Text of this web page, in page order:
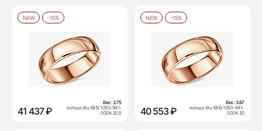
NEW -15%
41 437 ₽
Вес:3.75
кольцо (Au 585) 1050-941-
000К-20,5
NEW -15%
40 553 ₽
Вес:3.67
кольцо (Au 585) 1050-941-
000К-20